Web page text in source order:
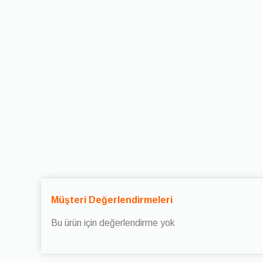
Müşteri Değerlendirmeleri
Bu ürün için değerlendirme yok